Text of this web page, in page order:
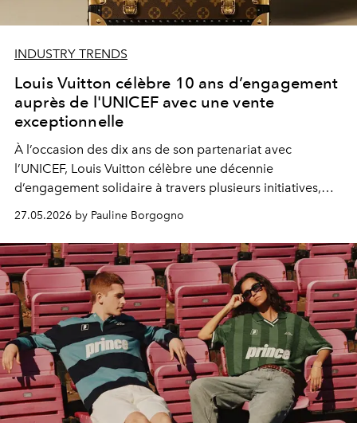
INDUSTRY TRENDS
Louis Vuitton célèbre 10 ans d’engagement
auprès de l'UNICEF avec une vente
exceptionnelle
À l’occasion des dix ans de son partenariat avec
l’UNICEF, Louis Vuitton célèbre une décennie
d’engagement solidaire à travers plusieurs initiatives,
dont la vente aux enchères exceptionnelle du Louis
Vuitton Unity Time Object au profit intégral de
l’organisation.
27.05.2026 by Pauline Borgogno